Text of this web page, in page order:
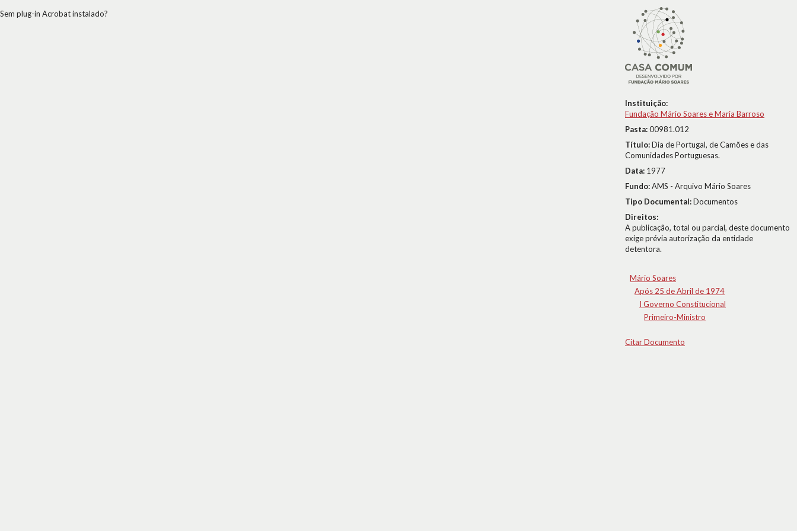
Instituição:
Fundação Mário Soares e Maria Barroso
Pasta:00981.012
Título:Dia de Portugal, de Camões e das
Comunidades Portuguesas.
Data: 1977
Fundo:AMS - Arquivo Mário Soares
Tipo Documental:Documentos
Direitos:
A publicação, total ou parcial, deste documento
exige prévia autorização da entidade
detentora.
Mário Soares
Após 25 de Abril de 1974
I Governo Constitucional
Primeiro-Ministro
Citar Documento
Sem plug-in Acrobat instalado?